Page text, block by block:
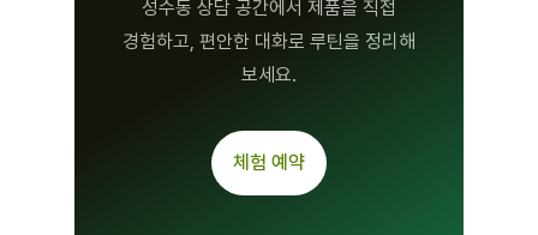
성수동 상담 공간에서 제품을 직접
경험하고, 편안한 대화로 루틴을 정리해
보세요.
체험 예약